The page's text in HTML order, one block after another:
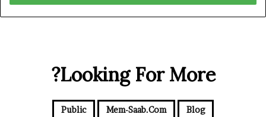
Looking For More?
Blog
Mem-Saab.com
Public